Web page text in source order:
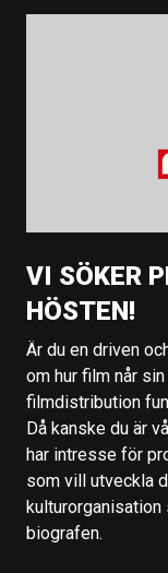
VI SÖKER
HÖSTEN!
Är du en driven
om hur film når
filmdistribution
Då kanske du är
har intresse för
som vill utveckla
biografen.